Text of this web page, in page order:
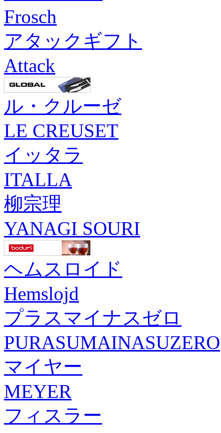
Frosch
アタックギフト
Attack
ル・クルーゼ
LE CREUSET
イッタラ
ITALLA
柳宗理
YANAGI SOURI
ヘムスロイド
Hemslojd
プラスマイナスゼロ
PURASUMAINASUZERO
マイヤー
MEYER
フィスラー